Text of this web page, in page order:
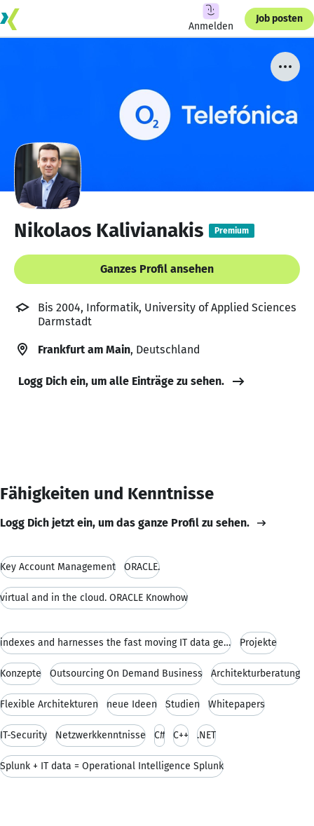
Anmelden
Job posten
Nikolaos Kalivianakis Premium
Ganzes Profil ansehen
Bis 2004, Informatik, University of Applied Sciences
Darmstadt
Frankfurt am Main, Deutschland
Logg Dich ein, um alle Einträge zu sehen.
Fähigkeiten und Kenntnisse
Logg Dich jetzt ein, um das ganze Profil zu sehen.
Key Account Management ORACLE.
virtual and in the cloud. ORACLE Knowhow
indexes and harnesses the fast moving IT data gene Projekte
Konzepte Outsourcing On Demand Business Architekturberatung
Flexible Architekturen neue Ideen Studien Whitepapers
IT-Security Netzwerkkenntnisse C# C++ .NET
Splunk + IT data = Operational Intelligence Splunk